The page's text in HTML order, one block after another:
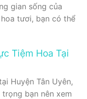
gian sống của
tươi, bạn có thể
Tiệm Hoa Tại
Huyện Tân Uyên,
bạn nên xem